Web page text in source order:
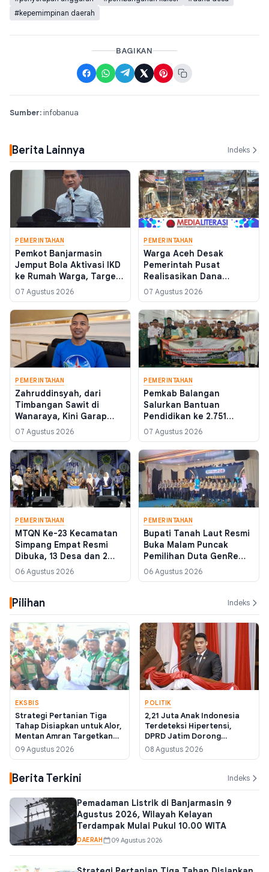
#kepemimpinan daerah
BAGIKAN
Sumber:infobanua
Berita Lainnya Indeks
PEMERINTAHAN
Pemkot Banjarmasin
Jemput Bola Aktivasi IKD
ke Rumah Warga, Target
Percepatan Layanan
Digital 2026
07 Agustus 2026
PEMERINTAHAN
Warga Aceh Desak
Pemerintah Pusat
Realisasikan Dana
Pemulihan Bencana
November 2025 Sebelum
Akhir Tahun Anggaran
07 Agustus 2026
PEMERINTAHAN
Zahruddinsyah, dari
Timbangan Sawit di
Wanaraya, Kini Garap
Struktur Demokrat di 17
Kecamatan Batola
07 Agustus 2026
PEMERINTAHAN
Pemkab Balangan
Salurkan Bantuan
Pendidikan ke 2.751
Santri, Termasuk yang
Belajar di Yaman
07 Agustus 2026
PEMERINTAHAN
MTQN Ke-23 Kecamatan
Simpang Empat Resmi
Dibuka, 13 Desa dan 2
Kelurahan Siap Berlaga di
Batulicin
06 Agustus 2026
PEMERINTAHAN
Bupati Tanah Laut Resmi
Buka Malam Puncak
Pemilihan Duta GenRe
2026, Tekankan Konten
Positif di Media Sosial
06 Agustus 2026
Pilihan Indeks
EKSBIS
Strategi Pertanian Tiga
Tahap Disiapkan untuk Alor,
Mentan Amran Targetkan
Tekan Angka Kemiskinan
dari Sektor Pangan
09 Agustus 2026
POLITIK
2,21 Juta Anak Indonesia
Terdeteksi Hipertensi,
DPRD Jatim Dorong
Regulasi Label Gizi Wajib
08 Agustus 2026
Berita Terkini Indeks
Pemadaman Listrik di Banjarmasin 9
Agustus 2026, Wilayah Kelayan
Terdampak Mulai Pukul 10.00 WITA
DAERAH 09 Agustus 2026